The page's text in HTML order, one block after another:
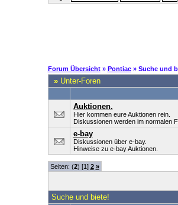
Forum Übersicht » Pontiac » Suche und
»Unter-Foren
Auktionen.
Hier kommen eure Auktionen rein.
Diskussionen werden im normalen
e-bay
Diskussionen über e-bay.
Hinweise zu e-bay Auktionen.
Seiten: (2) [1] 2 »
Suche und biete!